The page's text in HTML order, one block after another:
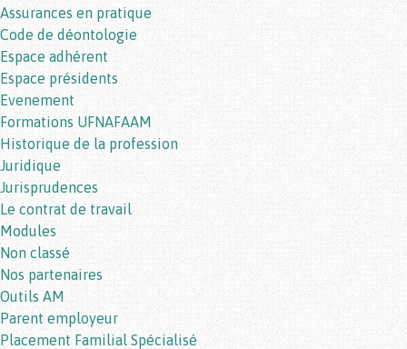
Assurances en pratique
Code de déontologie
Espace adhérent
Espace présidents
Evenement
Formations UFNAFAAM
Historique de la profession
Juridique
Jurisprudences
Le contrat de travail
Modules
Non classé
Nos partenaires
Outils AM
Parent employeur
Placement Familial Spécialisé